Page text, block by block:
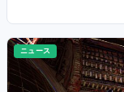
ニュース